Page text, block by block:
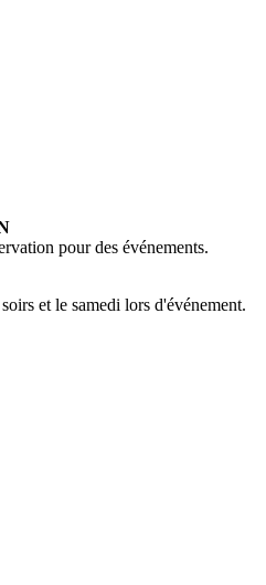
pour des événements.
et le samedi lors d'événement.